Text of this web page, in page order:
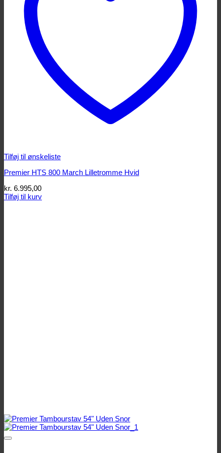
Tilføj til ønskeliste
Premier HTS 800 March Lilletromme Hvid
kr. 6.995,00
Tilføj til kurv